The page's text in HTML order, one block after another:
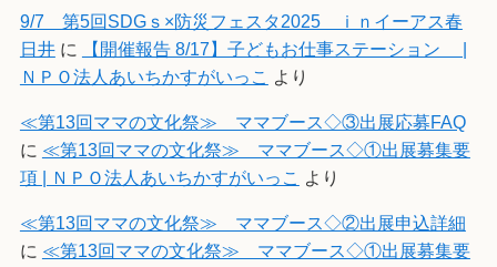
9/7 第5回SDGｓ×防災フェスタ2025 ｉｎイーアス春
日井に
【開催報告 8/17】子どもお仕事ステーション |
ＮＰＯ法人あいちかすがいっこ より
≪第13回ママの文化祭≫ ママブース◇③出展応募FAQ
に ≪第13回ママの文化祭≫ ママブース◇①出展募集要
項 | ＮＰＯ法人あいちかすがいっこ より
≪第13回ママの文化祭≫ ママブース◇②出展申込詳細
に ≪第13回ママの文化祭≫ ママブース◇①出展募集要